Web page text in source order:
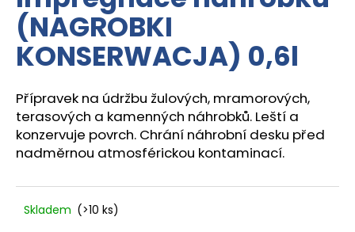
0,0
z
5
hvězdiček.
(NAGROBKI
KONSERWACJA) 0,6l
Přípravek na údržbu žulových, mramorových,
terasových a kamenných náhrobků. Leští a
konzervuje povrch. Chrání náhrobní desku před
nadměrnou atmosférickou kontaminací.
Skladem (>10 ks)
a
j
í
?
HLEDAT